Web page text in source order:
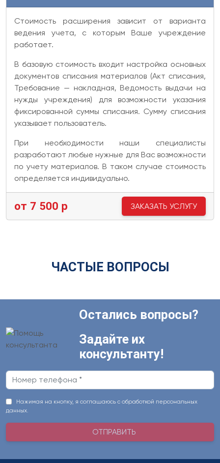
Стоимость расширения зависит от варианта
ведения учета, с которым Ваше учреждение
работает.
В базовую стоимость входит настройка основных
документов списания материалов (Акт списания,
Требование — накладная, Ведомость выдачи на
нужды учреждения) для возможности указания
фиксированной суммы списания. Сумму списания
указывает пользователь.
При необходимости наши специалисты
разработают любые нужные для Вас возможности
по учету материалов. В таком случае стоимость
определяется индивидуально.
от 7 500 р ЗАКАЗАТЬ УСЛУГУ
ЧАСТЫЕ ВОПРОСЫ
Остались вопросы?
Задайте их
консультанту!
Нажимая на кнопку, я соглашаюсь с обработкой персональных
данных.
ОТПРАВИТЬ